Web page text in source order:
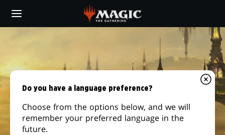
main
Do you have a language preference?
Choose from the options below, and we will
remember your preferred language in the
future.